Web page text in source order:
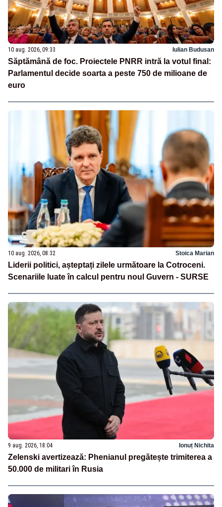
10 aug. 2026, 09:33 Iulian Budusan
Săptămână de foc. Proiectele PNRR intră la votul final:
Parlamentul decide soarta a peste 750 de milioane de
euro
10 aug. 2026, 08:32 Stoica Marian
Liderii politici, așteptați zilele următoare la Cotroceni.
Scenariile luate în calcul pentru noul Guvern - SURSE
9 aug. 2026, 18:04 Ionuț Nichita
Zelenski avertizează: Phenianul pregătește trimiterea a
50.000 de militari în Rusia